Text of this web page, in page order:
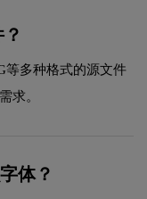
等多种格式的源文件
求。
体？